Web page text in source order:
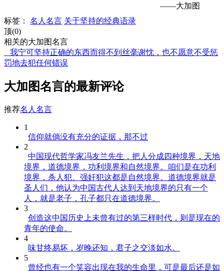
——大加图
标签：
名人名言 关于坚持的经典语录
顶(0)
相关的大加图名言
我宁可坚持正确的东西而得不到丝毫谢忱，也不愿意不受惩
罚地去犯任何错误
大加图名言的最新评论
推荐名人名言
1
信仰就倘没有充分的证据，那不过
2
中国现代哲学家冯友兰先生，把人分成四种境界，天地
境界，道德境界，功利境界和自然境界。咱们是在功利
境界，杀人犯、强奸犯这都是自然境界。道德境界就是
圣人们，他认为中国古代人达到天地境界的只有一个
人，就是老子，孔子都只在道德境界。
3
创造这中国历史上未曾有过的第三样时代，则是现在的
青年的使命。
4
味甘终易坏，岁晚还知，君子之交淡如水。
5
曾经也有一个笑容出现在我的生命里，可是最后还是如